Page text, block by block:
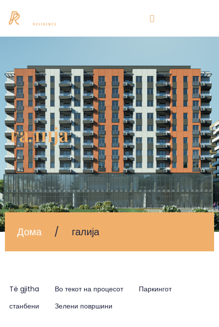
галија
Дома / галија
Të gjitha Во текот на процесот
Паркингот
станбени
Зелени површини